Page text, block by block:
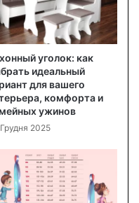
уголок: как
идеальный
для вашего
комфорта и
ужинов
2025